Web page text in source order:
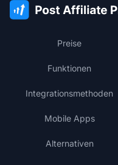
Preise
Funktionen
Integrationsmethoden
Mobile Apps
Alternativen